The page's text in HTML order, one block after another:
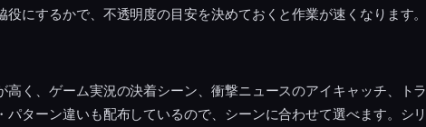
にするかで、不透明度の目安を決めておくと作業が速くなります。
く、ゲーム実況の決着シーン、衝撃ニュースのアイキャッチ、トラ
ターン違いも配布しているので、シーンに合わせて選べます。シリ